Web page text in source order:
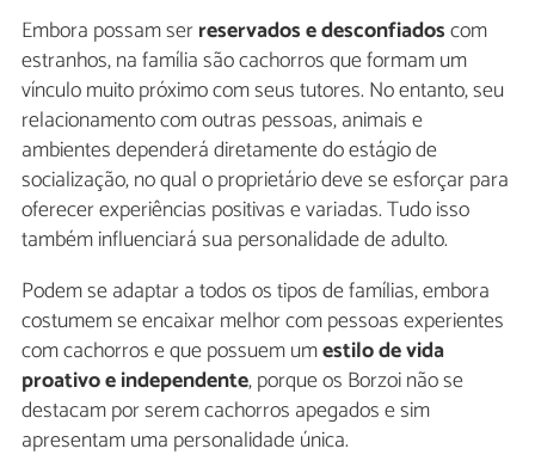
Embora possam serreservados e desconfiadoscom
estranhos, na família são cachorros que formam um
vínculo muito próximo com seus tutores. No entanto, seu
relacionamento com outras pessoas, animais e
ambientes dependerá diretamente do estágio de
socialização, no qual o proprietário deve se esforçar para
oferecer experiências positivas e variadas. Tudo isso
também influenciará sua personalidade de adulto.
Podem se adaptar a todos os tipos de famílias, embora
costumem se encaixar melhor com pessoas experientes
com cachorros e que possuem umestilo de vida
proativo e independente, porque os Borzoi não se
destacam por serem cachorros apegados e sim
apresentam uma personalidade única.